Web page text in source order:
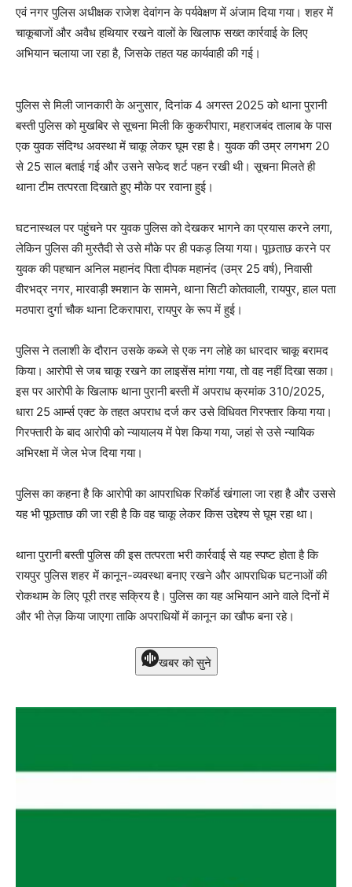
एवं नगर पुलिस अधीक्षक राजेश देवांगन के पर्यवेक्षण में अंजाम दिया गया। शहर में
चाकूबाजों और अवैध हथियार रखने वालों के खिलाफ सख्त कार्रवाई के लिए
अभियान चलाया जा रहा है, जिसके तहत यह कार्यवाही की गई।
पुलिस से मिली जानकारी के अनुसार, दिनांक 4 अगस्त 2025 को थाना पुरानी
बस्ती पुलिस को मुखबिर से सूचना मिली कि कुकरीपारा, महराजबंद तालाब के पास
एक युवक संदिग्ध अवस्था में चाकू लेकर घूम रहा है। युवक की उम्र लगभग 20
से 25 साल बताई गई और उसने सफेद शर्ट पहन रखी थी। सूचना मिलते ही
थाना टीम तत्परता दिखाते हुए मौके पर रवाना हुई।
घटनास्थल पर पहुंचने पर युवक पुलिस को देखकर भागने का प्रयास करने लगा,
लेकिन पुलिस की मुस्तैदी से उसे मौके पर ही पकड़ लिया गया। पूछताछ करने पर
युवक की पहचान अनिल महानंद पिता दीपक महानंद (उम्र 25 वर्ष), निवासी
वीरभद्र नगर, मारवाड़ी श्मशान के सामने, थाना सिटी कोतवाली, रायपुर, हाल पता
मठपारा दुर्गा चौक थाना टिकरापारा, रायपुर के रूप में हुई।
पुलिस ने तलाशी के दौरान उसके कब्जे से एक नग लोहे का धारदार चाकू बरामद
किया। आरोपी से जब चाकू रखने का लाइसेंस मांगा गया, तो वह नहीं दिखा सका।
इस पर आरोपी के खिलाफ थाना पुरानी बस्ती में अपराध क्रमांक 310/2025,
धारा 25 आर्म्स एक्ट के तहत अपराध दर्ज कर उसे विधिवत गिरफ्तार किया गया।
गिरफ्तारी के बाद आरोपी को न्यायालय में पेश किया गया, जहां से उसे न्यायिक
अभिरक्षा में जेल भेज दिया गया।
पुलिस का कहना है कि आरोपी का आपराधिक रिकॉर्ड खंगाला जा रहा है और उससे
यह भी पूछताछ की जा रही है कि वह चाकू लेकर किस उद्देश्य से घूम रहा था।
थाना पुरानी बस्ती पुलिस की इस तत्परता भरी कार्रवाई से यह स्पष्ट होता है कि
रायपुर पुलिस शहर में कानून-व्यवस्था बनाए रखने और आपराधिक घटनाओं की
रोकथाम के लिए पूरी तरह सक्रिय है। पुलिस का यह अभियान आने वाले दिनों में
और भी तेज़ किया जाएगा ताकि अपराधियों में कानून का खौफ बना रहे।
खबर को सुने